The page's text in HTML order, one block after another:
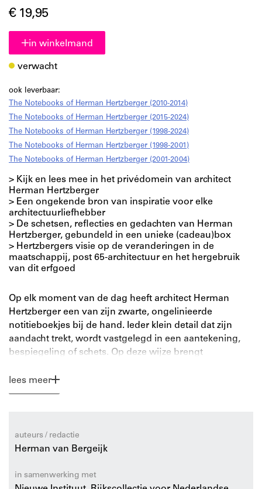
€ 19,95
in winkelmand
verwacht
ook leverbaar:
The Notebooks of Herman Hertzberger (2010-2014)
The Notebooks of Herman Hertzberger (2015-2024)
The Notebooks of Herman Hertzberger (1998-2024)
The Notebooks of Herman Hertzberger (1998-2001)
The Notebooks of Herman Hertzberger (2001-2004)
> Kijk en lees mee in het privédomein van architect
Herman Hertzberger
> Een ongekende bron van inspiratie voor elke
architectuurliefhebber
> De schetsen, reflecties en gedachten van Herman
Hertzberger, gebundeld in een unieke (cadeau)box
> Hertzbergers visie op de veranderingen in de
maatschappij, post 65-architectuur en het hergebruik
van dit erfgoed
Op elk moment van de dag heeft architect Herman
Hertzberger een van zijn zwarte, ongelinieerde
notitieboekjes bij de hand. Ieder klein detail dat zijn
aandacht trekt, wordt vastgelegd in een aantekening,
bespiegeling of schets. Op deze wijze brengt
speelt met woorden, zoekt al tekenend naar de juiste
vormen en reflecteert zo in woord en beeld op wat hem
pagina’s zich met landschapstekeningen en de eerste
aanzetten over enkele projecten, waaronder de YKK
Utrecht.
lees meer
auteurs / redactie
Herman van Bergeijk
in samenwerking met